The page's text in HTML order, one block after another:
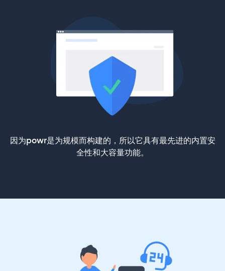
因为powr是为规模而构建的，所以它具有最先进的内置安
全性和大容量功能。